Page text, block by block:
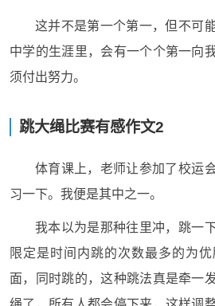
这并不是第一个第一，但不可
中学的生涯里，会有一个个第一向
须付出努力。
跳大绳比赛有感作文2
体育课上，老师让参加了校运
习一下。我便是其中之一。
我本以为是那种往里冲，跳一
限定是时间内跳的次数最多的为
面，同时跳的，这种跳法真是牵一